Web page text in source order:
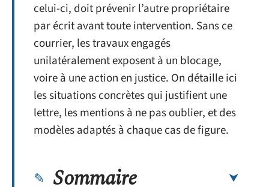
celui-ci, doit prévenir l’autre propriétaire
par écrit avant toute intervention. Sans ce
courrier, les travaux engagés
unilatéralement exposent à un blocage,
voire à une action en justice. On détaille ici
les situations concrètes qui justifient une
lettre, les mentions à ne pas oublier, et des
modèles adaptés à chaque cas de figure.
Sommaire